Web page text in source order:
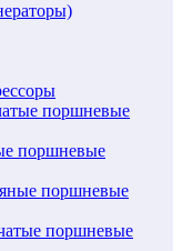
поршневые
поршневые
поршневые
поршневые